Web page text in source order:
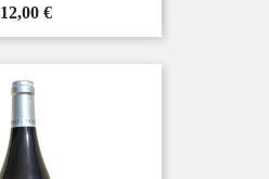
Prix
12,00 €